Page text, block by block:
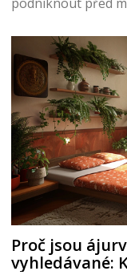
typy masáží jsou
potřebách.
Proč jsou
vyhledávané: